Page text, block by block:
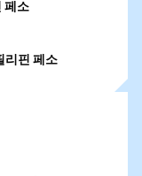
페소
핀 페소